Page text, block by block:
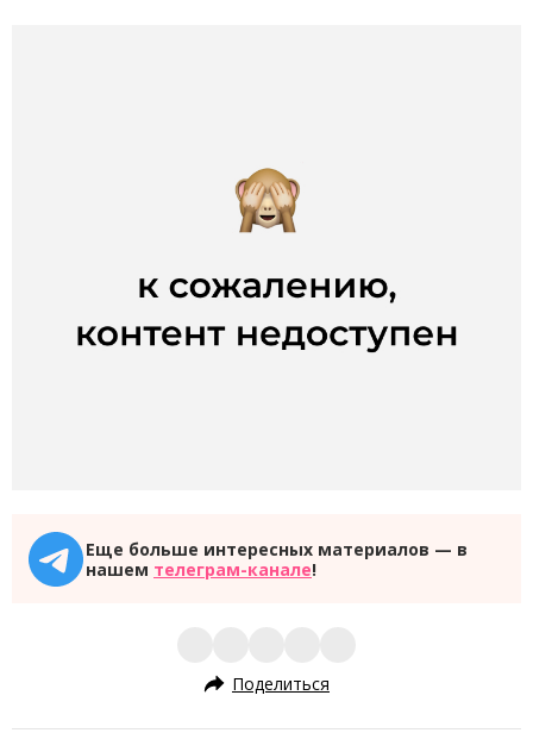
Еще больше интересных материалов — в
нашем телеграм-канале!
Поделиться